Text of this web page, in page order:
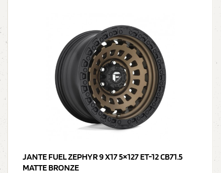
JANTE FUEL ZEPHYR 9 X17 5×127 ET-12 CB71.5
MATTE BRONZE